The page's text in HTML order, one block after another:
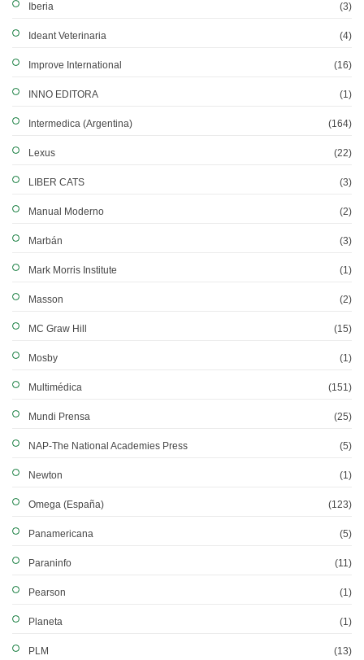
Iberia (3)
Ideant Veterinaria (4)
Improve International (16)
INNO EDITORA (1)
Intermedica (Argentina) (164)
Lexus (22)
LIBER CATS (3)
Manual Moderno (2)
Marbán (3)
Mark Morris Institute (1)
Masson (2)
MC Graw Hill (15)
Mosby (1)
Multimédica (151)
Mundi Prensa (25)
NAP-The National Academies Press (5)
Newton (1)
Omega (España) (123)
Panamericana (5)
Paraninfo (11)
Pearson (1)
Planeta (1)
PLM (13)